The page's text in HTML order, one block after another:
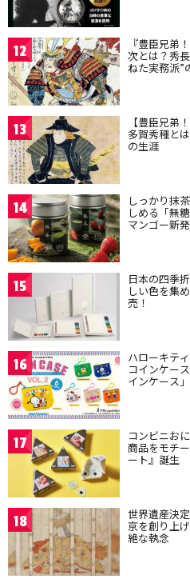
12 『豊臣兄弟
次とは？秀
ねた実務派”
13 【豊臣兄弟
多賀秀種と
の生涯
14 しっかり抹
しめる「無
マンゴー新
15 日本の四季
しい色を集
売！
16 ハローキテ
コインケー
インケース
17 コンビニお
商品をモチ
ート』誕生
18 世界遺産決
京を創り上
絶な執念